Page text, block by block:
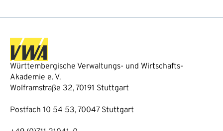
Württembergische Verwaltungs- und Wirtschafts-
Akademie e. V.
Wolframstraße 32, 70191 Stuttgart
Postfach 10 54 53, 70047 Stuttgart